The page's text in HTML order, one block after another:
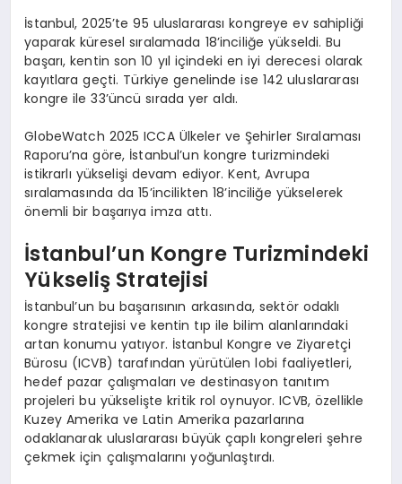
İstanbul, 2025’te 95 uluslararası kongreye ev sahipliği
yaparak küresel sıralamada 18’inciliğe yükseldi. Bu
başarı, kentin son 10 yıl içindeki en iyi derecesi olarak
kayıtlara geçti. Türkiye genelinde ise 142 uluslararası
kongre ile 33’üncü sırada yer aldı.
GlobeWatch 2025 ICCA Ülkeler ve Şehirler Sıralaması
Raporu’na göre, İstanbul’un kongre turizmindeki
istikrarlı yükselişi devam ediyor. Kent, Avrupa
sıralamasında da 15’incilikten 18’inciliğe yükselerek
önemli bir başarıya imza attı.
İstanbul’un Kongre Turizmindeki
Yükseliş Stratejisi
İstanbul’un bu başarısının arkasında, sektör odaklı
kongre stratejisi ve kentin tıp ile bilim alanlarındaki
artan konumu yatıyor. İstanbul Kongre ve Ziyaretçi
Bürosu (ICVB) tarafından yürütülen lobi faaliyetleri,
hedef pazar çalışmaları ve destinasyon tanıtım
projeleri bu yükselişte kritik rol oynuyor. ICVB, özellikle
Kuzey Amerika ve Latin Amerika pazarlarına
odaklanarak uluslararası büyük çaplı kongreleri şehre
çekmek için çalışmalarını yoğunlaştırdı.